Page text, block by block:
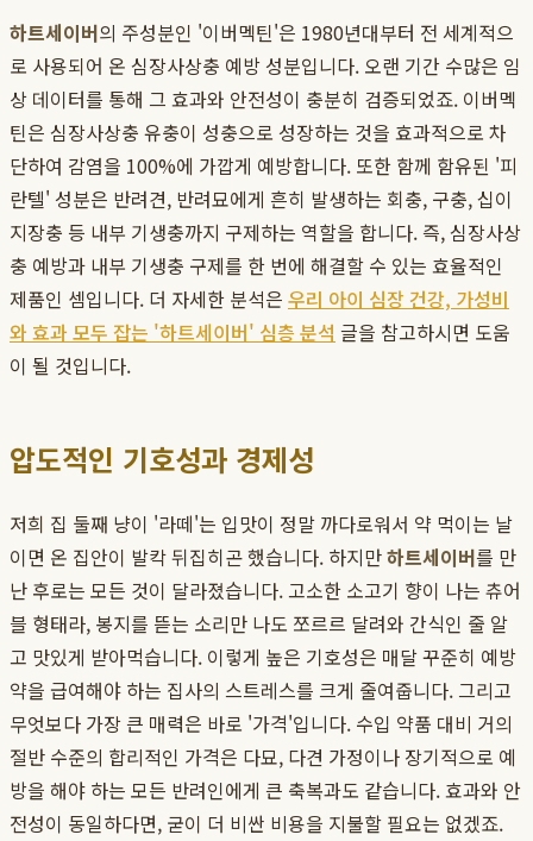
하트세이버의 주성분인 '이버멕틴'은 1980년대부터 전 세계적으
로 사용되어 온 심장사상충 예방 성분입니다. 오랜 기간 수많은 임
상 데이터를 통해 그 효과와 안전성이 충분히 검증되었죠. 이버멕
틴은 심장사상충 유충이 성충으로 성장하는 것을 효과적으로 차
단하여 감염을 100%에 가깝게 예방합니다. 또한 함께 함유된 '피
란텔' 성분은 반려견, 반려묘에게 흔히 발생하는 회충, 구충, 십이
지장충 등 내부 기생충까지 구제하는 역할을 합니다. 즉, 심장사상
충 예방과 내부 기생충 구제를 한 번에 해결할 수 있는 효율적인
제품인 셈입니다. 더 자세한 분석은 우리 아이 심장 건강, 가성비
와 효과 모두 잡는 '하트세이버' 심층 분석 글을 참고하시면 도움
이 될 것입니다.
압도적인 기호성과 경제성
저희 집 둘째 냥이 '라떼'는 입맛이 정말 까다로워서 약 먹이는 날
이면 온 집안이 발칵 뒤집히곤 했습니다. 하지만하트세이버를 만
난 후로는 모든 것이 달라졌습니다. 고소한 소고기 향이 나는 츄어
블 형태라, 봉지를 뜯는 소리만 나도 쪼르르 달려와 간식인 줄 알
고 맛있게 받아먹습니다. 이렇게 높은 기호성은 매달 꾸준히 예방
약을 급여해야 하는 집사의 스트레스를 크게 줄여줍니다. 그리고
무엇보다 가장 큰 매력은 바로 '가격'입니다. 수입 약품 대비 거의
절반 수준의 합리적인 가격은 다묘, 다견 가정이나 장기적으로 예
방을 해야 하는 모든 반려인에게 큰 축복과도 같습니다. 효과와 안
전성이 동일하다면, 굳이 더 비싼 비용을 지불할 필요는 없겠죠.